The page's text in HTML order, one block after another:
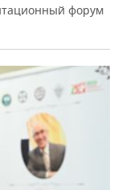
форум